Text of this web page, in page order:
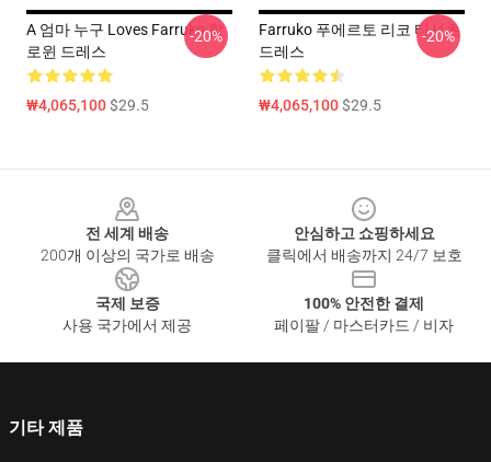
A 엄마 누구 Loves Farruko 할
로윈 드레스
₩4,065,100$29.5
-20%
Farruko 푸에르토 리코 티셔츠
드레스
₩4,065,100$29.5
-20%
전 세계 배송
200개 이상의 국가로 배송
안심하고 쇼핑하세요
클릭에서 배송까지 24/7 보호
국제 보증
사용 국가에서 제공
100% 안전한 결제
페이팔 / 마스터카드 / 비자
기타 제품